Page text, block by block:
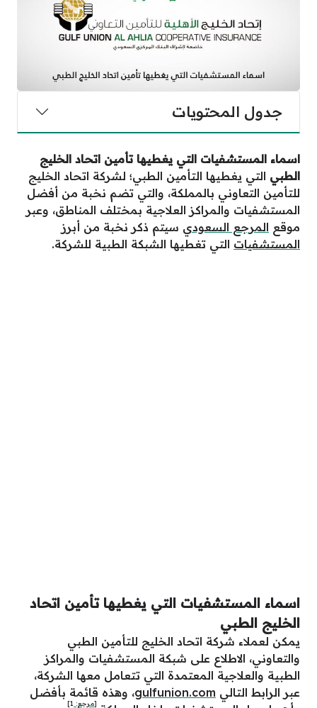
جدول المحتويات
اسماء المستشفيات التي يغطيها تأمين اتحاد الخليج
الطبي التي يغطيها التأمين الطبي؛ لشركة اتحاد الخليج
للتأمين التعاوني بالمملكة، والتي تضم نخبة من أفضل
المستشفيات والمراكز العلاجية بمختلف المناطق، وعبر
موقع المرجع السعودي سيتم ذكر نخبة من أبرز
المستشفيات التي تغطيها الشبكة الطبية للشركة.
اسماء المستشفيات التي يغطيها تأمين اتحاد
الخليج الطبي
يمكن لعملاء شركة اتحاد الخليج للتأمين الطبي
والتعاوني، الاطلاع على شبكة المستشفيات والمراكز
الطبية والعلاجية المعتمدة التي تتعامل معها الشركة،
عبر الرابط التالي gulfunion.com، وهذه قائمة بأفضل
[مرجع: 1
]